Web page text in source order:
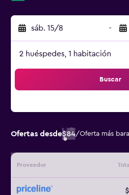
sáb. 15/8 -
2 huéspedes, 1 habitación
Buscar
Ofertas desde$84/Oferta más
Proveedor